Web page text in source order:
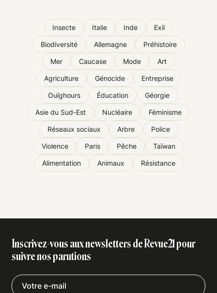
Insecte Italie Inde Exil
Biodiversité Allemagne Préhistoire
Mer Caucase Mode Art
Agriculture Génocide Entreprise
Ouïghours Éducation Géorgie
Asie du Sud-Est Nucléaire Féminisme
Réseaux sociaux Arbre Police
Violence Paris Pêche Taïwan
Alimentation Animaux Résistance
Inscrivez-vous aux newsletters de Revue21 pour
suivre nos parutions